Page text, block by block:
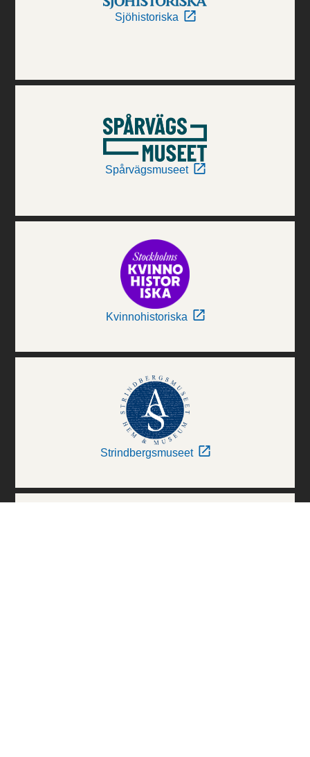
Sjöhistoriska
Spårvägsmuseet
Kvinnohistoriska
Strindbergsmuseet